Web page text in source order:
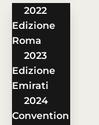
2022
Edizione
Roma
2023
Edizione
Emirati
2024
Convention